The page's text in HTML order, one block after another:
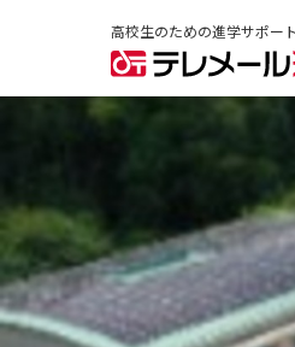
高校生のための進学サポー